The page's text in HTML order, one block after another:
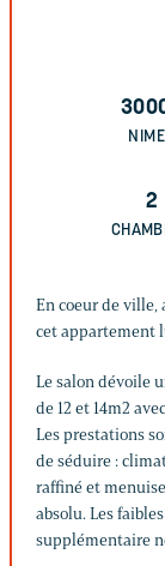
2
En coeur de ville,
cet appartement
Le salon dévoile
de 12 et 14m2
Les prestations
de séduire :
raffiné et
absolu. Les
supplémentaire